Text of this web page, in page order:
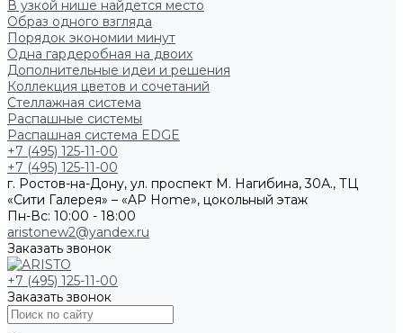
В узкой нише найдется место
Образ одного взгляда
Порядок экономии минут
Одна гардеробная на двоих
Дополнительные идеи и решения
Коллекция цветов и сочетаний
Стеллажная система
Распашные системы
Распашная система EDGE
+7 (495) 125-11-00
+7 (495) 125-11-00
г. Ростов-на-Дону, ул. проспект М. Нагибина, 30А., ТЦ
«Сити Галерея» – «AP Home», цокольный этаж
Пн-Вс: 10:00 - 18:00
aristonew2@yandex.ru
Заказать звонок
+7 (495) 125-11-00
Заказать звонок